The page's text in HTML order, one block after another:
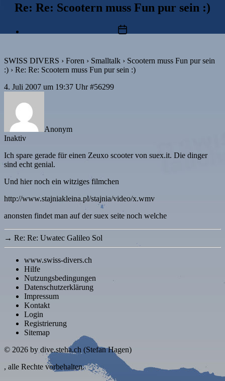
Re: Re: Scootern muss Fun pur sein :)
Beitragsdatum
SWISS DIVERS › Foren › Smalltalk › Scootern muss Fun pur sein
:) › Re: Re: Scootern muss Fun pur sein :)
4. Juli 2007 um 19:37 Uhr #56299
Anonym
Inaktiv
Ich spare gerade für einen Zeuxo scooter von suex.it. Die dinger
sind echt genial.
Und hier noch ein witziges filmchen
http://www.stajniakleina.pl/stajnia/video/x.wmv
anonsten findet man auf der suex seite noch welche
→ Re: Re: Uwatec Galileo Sol
www.swiss-divers.ch
Hilfe
Nutzungsbedingungen
Datenschutzerklärung
Impressum
Kontakt
Login
Registrierung
Sitemap
© 2026 by dive.steha.ch (Stefan Hagen)
, alle Rechte vorbehalten.